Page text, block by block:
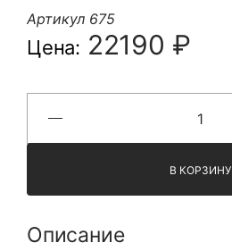
Артикул 675
Цена: 22190 ₽
В КОРЗИНУ
Описание